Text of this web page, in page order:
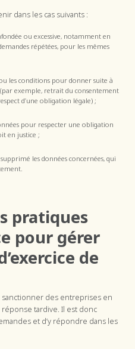
dans les cas suivants :
ou excessive, notamment en
répétées, pour les mêmes
les conditions pour donner suite à
exemple, retrait du consentement
d’une obligation légale) ;
pour respecter une obligation
en justice ;
les données concernées, qui
pratiques
pour gérer
de
sanctionner des entreprises en
réponse tardive. Il est donc
et d’y répondre dans les